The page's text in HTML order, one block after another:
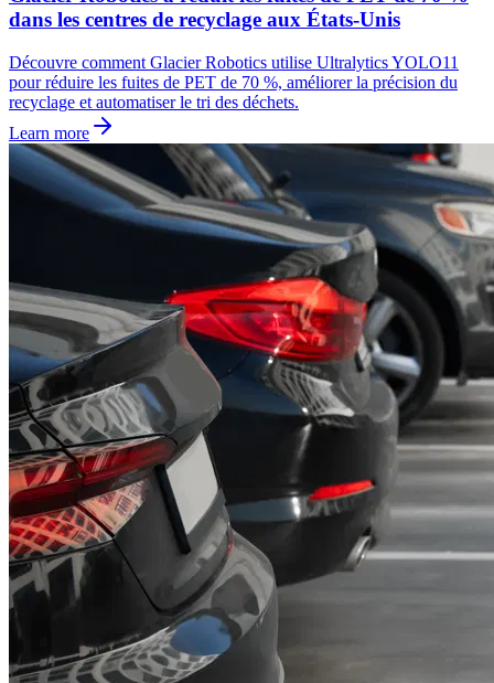
dans les centres de recyclage aux États-Unis
Découvre comment Glacier Robotics utilise Ultralytics YOLO11
pour réduire les fuites de PET de 70 %, améliorer la précision du
recyclage et automatiser le tri des déchets.
Learn more